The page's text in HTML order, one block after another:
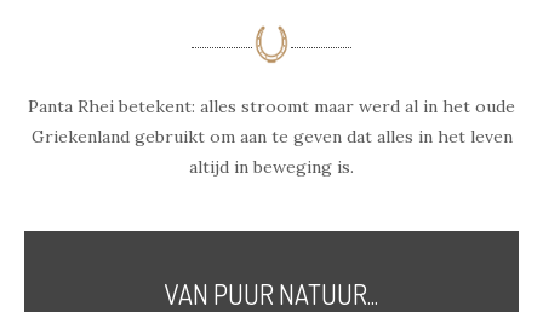
Panta Rhei betekent: alles stroomt maar werd al in het oude
Griekenland gebruikt om aan te geven dat alles in het leven
altijd in beweging is.
VAN PUUR NATUUR...